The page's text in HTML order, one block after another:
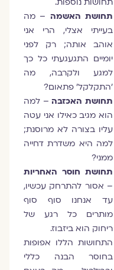
תחושת האשמה– מה
בעייתי אצלי, הרי אני
אוהב אותה; רק לפני
יומיים התגעגעתי כל כך
למגע ולקרבה, מה
'התקלקל' פתאום?
תחושת האכזבה– למה
הוא מגיב כאילו אני עטה
עליו בצורה לא מרוסנת;
למה היא משדרת דחייה
ממני?
תחושת חוסר האחריות
– אסור להתרחק עכשיו,
עד אנחנו סוף סוף
מותרים כל רגע של
ריחוק הוא ביזבוז.
התחושות הללו אפופות
בחוסר הבנה כללי